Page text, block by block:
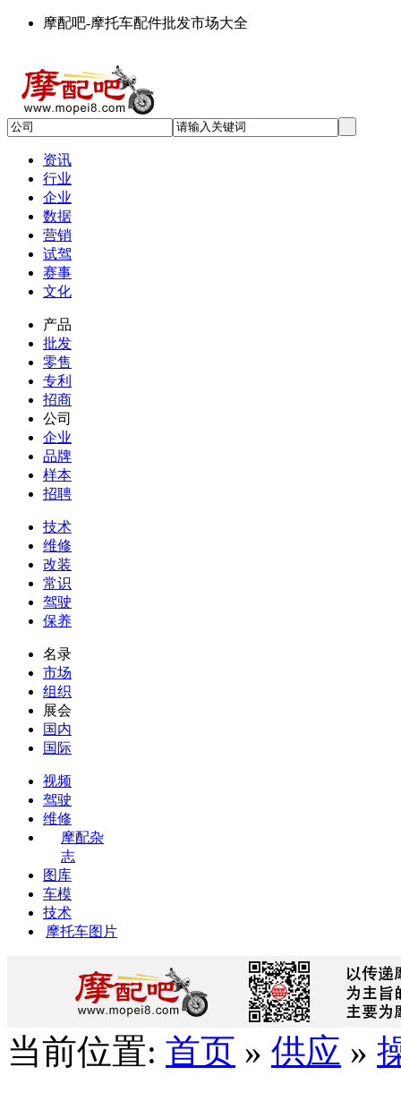
摩配吧-摩托车配件批发市场大全
资讯
行业
企业
数据
营销
试驾
赛事
文化
产品
批发
零售
专利
招商
公司
企业
品牌
样本
招聘
技术
维修
改装
常识
驾驶
保养
名录
市场
组织
展会
国内
国际
视频
驾驶
维修
摩配杂
志
图库
车模
技术
摩托车图片
当前位置: 首页 » 供应 »